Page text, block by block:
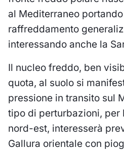
al Mediterraneo
raffreddamento
interessando anche la
Il nucleo freddo, ben
quota, al suolo si
pressione in transito sul
tipo di perturbazioni, per
nord-est, interesserà
Gallura orientale con